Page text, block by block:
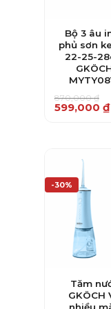
Bộ 3 âu
phủ sơn
22-25-
870,000₫
Giá
599,000 ₫
Giá
hiện
-30%
Tăm
GKÖCH
nhiều